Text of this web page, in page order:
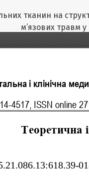
тканин на
м’язових травм у